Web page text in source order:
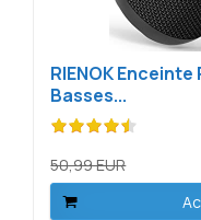
RIENOK
Basses...
50,99 EUR